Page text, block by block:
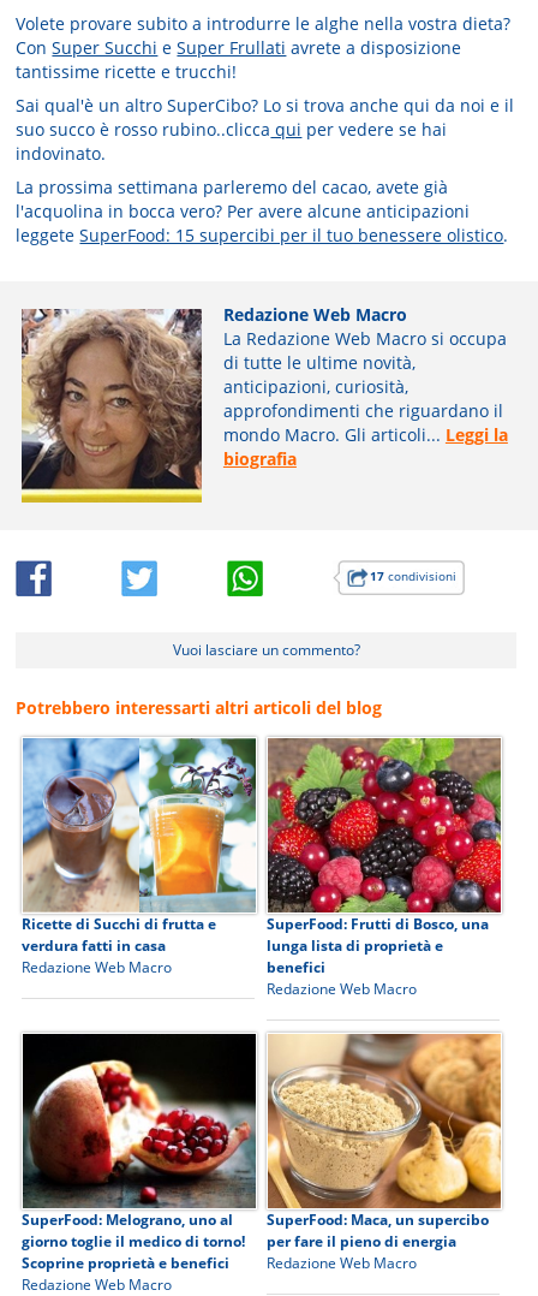
Volete provare subito a introdurre le alghe nella vostra dieta?
ConSuper Succhi eSuper Frullati avrete a disposizione
tantissime ricette e trucchi!
Sai qual'è un altro SuperCibo? Lo si trova anche qui da noi e il
suo succo è rosso rubino..clicca qui per vedere se hai
indovinato.
La prossima settimana parleremo del cacao, avete già
l'acquolina in bocca vero? Per avere alcune anticipazioni
leggeteSuperFood: 15 supercibi per il tuo benessere olistico.
Redazione Web Macro
La Redazione Web Macro si occupa
di tutte le ultime novità,
anticipazioni, curiosità,
approfondimenti che riguardano il
mondo Macro. Gli articoli... Leggi la
biografia
17condivisioni
Vuoi lasciare un commento?
Potrebbero interessarti altri articoli del blog
Ricette di Succhi di frutta e
verdura fatti in casa
Redazione Web Macro
SuperFood: Frutti di Bosco, una
lunga lista di proprietà e
benefici
Redazione Web Macro
SuperFood: Melograno, uno al
giorno toglie il medico di torno!
Scoprine proprietà e benefici
Redazione Web Macro
SuperFood: Maca, un supercibo
per fare il pieno di energia
Redazione Web Macro